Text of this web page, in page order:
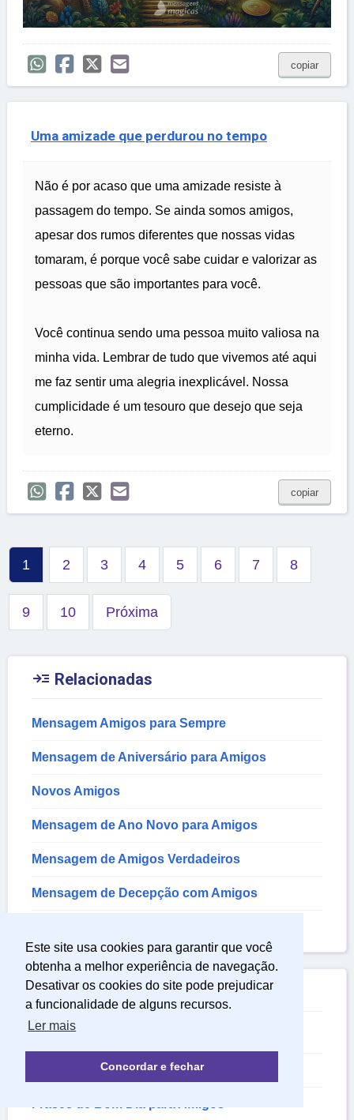
Este site usa cookies para garantir que você
obtenha a melhor experiência de navegação.
Desativar os cookies do site pode prejudicar
a funcionalidade de alguns recursos.
Ler mais
Concordar e fechar
copiar
Uma amizade que perdurou no tempo
Não é por acaso que uma amizade resiste à
passagem do tempo. Se ainda somos amigos,
apesar dos rumos diferentes que nossas vidas
tomaram, é porque você sabe cuidar e valorizar as
pessoas que são importantes para você.
Você continua sendo uma pessoa muito valiosa na
minha vida. Lembrar de tudo que vivemos até aqui
me faz sentir uma alegria inexplicável. Nossa
cumplicidade é um tesouro que desejo que seja
eterno.
copiar
1 2 3 4 5 6 7 8
9 10 Próxima
 Relacionadas
Mensagem Amigos para Sempre
Mensagem de Aniversário para Amigos
Novos Amigos
Mensagem de Ano Novo para Amigos
Mensagem de Amigos Verdadeiros
Mensagem de Decepção com Amigos
Em Alta
Frases de Amigos
Frases de Amigos Verdadeiros